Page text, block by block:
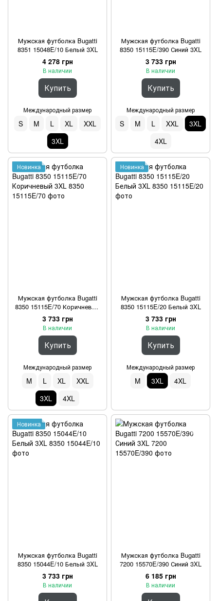
Мужская футболка Bugatti
8351 15048E/10 Белый 3XL
4 278 грн
В наличии
Купить
Международный размер
S M L XL
XXL
3XL
Мужская футболка Bugatti
8350 15115E/390 Синий 3XL
3 733 грн
В наличии
Купить
Международный размер
S M L XXL
3XL
4XL
Новинка
Мужская футболка Bugatti
8350 15115E/70 Коричневый
3XL
3 733 грн
В наличии
Купить
Международный размер
M L XL
XXL
3XL
4XL
Новинка
Мужская футболка Bugatti
8350 15115E/20 Белый 3XL
3 733 грн
В наличии
Купить
Международный размер
M 3XL 4XL
Новинка
Мужская футболка Bugatti
8350 15044E/10 Белый 3XL
3 733 грн
В наличии
Мужская футболка Bugatti
7200 15570E/390 Синий 3XL
6 185 грн
В наличии